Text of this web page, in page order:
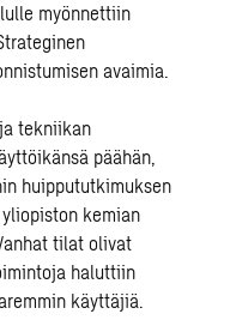
myönnettiin
avaimia.
tekniikan
päähän,
huippututkimuksen
iopiston kemian
tilat olivat
haluttiin
käyttäjiä.